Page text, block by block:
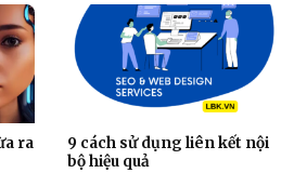
ra
9 cách sử dụng liên kết nội
bộ hiệu quả